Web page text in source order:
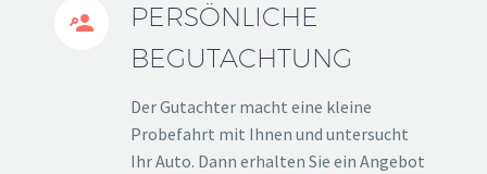


PERSÖNLICHE
BEGUTACHTUNG
Der Gutachter macht eine kleine
Probefahrt mit Ihnen und untersucht
Ihr Auto. Dann erhalten Sie ein Angebot